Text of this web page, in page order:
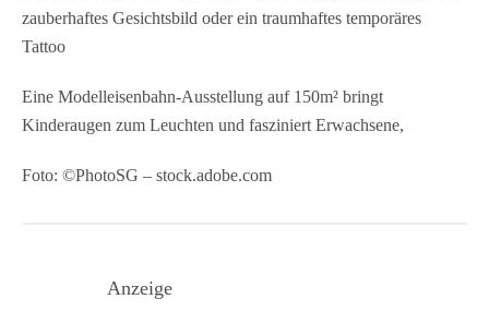
zauberhaftes Gesichtsbild oder ein traumhaftes temporäres
Tattoo
Eine Modelleisenbahn-Ausstellung auf 150m² bringt
Kinderaugen zum Leuchten und fasziniert Erwachsene,
Foto: ©PhotoSG – stock.adobe.com
Anzeige